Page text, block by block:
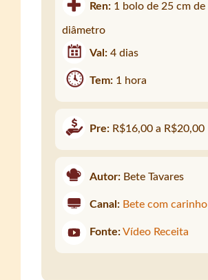
Ren: 1 bolo de 25 cm de
diâmetro
Val:4 dias
Tem: 1 hora
Pre: R$16,00 a R$20,00
Autor: Bete Tavares
Canal: Bete com carinho
Fonte: Vídeo Receita